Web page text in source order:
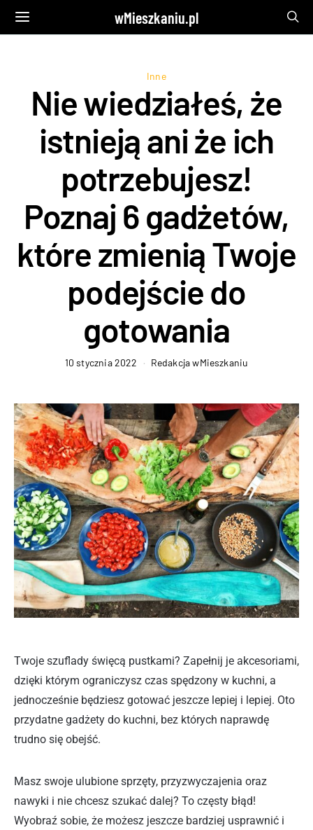
wMieszkaniu.pl
Inne
Nie wiedziałeś, że
istnieją ani że ich
potrzebujesz!
Poznaj 6 gadżetów,
które zmienią Twoje
podejście do
gotowania
10 stycznia 2022 Redakcja wMieszkaniu
Twoje szuflady święcą pustkami? Zapełnij je akcesoriami,
dzięki którym ograniczysz czas spędzony w kuchni, a
jednocześnie będziesz gotować jeszcze lepiej i lepiej. Oto
przydatne gadżety do kuchni, bez których naprawdę
trudno się obejść.
Masz swoje ulubione sprzęty, przyzwyczajenia oraz
nawyki i nie chcesz szukać dalej? To częsty błąd!
Wyobraź sobie, że możesz jeszcze bardziej usprawnić i